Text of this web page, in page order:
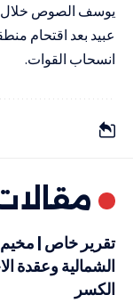
يوسف الصوص خلال
عبيد بعد اقتحام
انسحاب القوات.
تقرير خاص | مخيم
الشمالية وعقدة
الكسر